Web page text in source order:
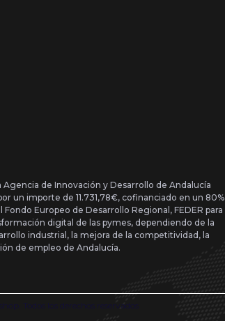
de Innovación y Desarrollo de Andalucía
un importe de 11.731,78€, cofinanciado en un 80%
Europeo de Desarrollo Regional, FEDER para
digital de las pymes, dependiendo de la
industrial, la mejora de la competitividad, la
de empleo de Andalucía.
Todos los derechos reservados